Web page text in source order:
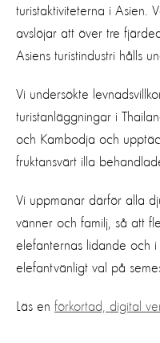
turistaktiviteterna i Asien.
avslöjar att över tre
Asiens turistindustri hålls
Vi undersökte
turistanläggningar i
och Kambodja och
fruktansvärt illa
Vi uppmanar därför alla
vänner och familj, så att
elefanternas lidande och
elefantvänligt val på
Läs en förkortad, digital